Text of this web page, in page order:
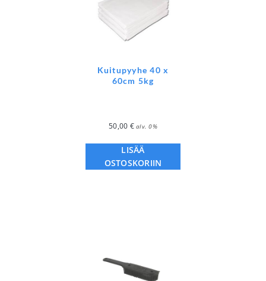
Kuitupyyhe 40 x
60cm 5kg
50,00 € alv. 0%
LISÄÄ
OSTOSKORIIN